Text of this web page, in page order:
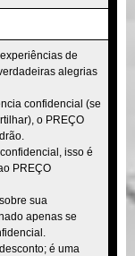
de
alegrias
confidencial (se
o PREÇO
isso é
PREÇO
sua
apenas se
é uma